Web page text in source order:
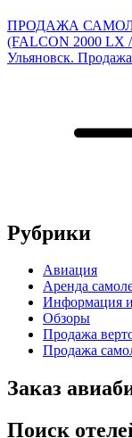
ПРОДАЖА
(FALCON 2000 LX
Ульяновск.
Рубрики
Авиация
Аренда
Информация
Обзоры
Продажа
Продажа
Заказ
Поиск